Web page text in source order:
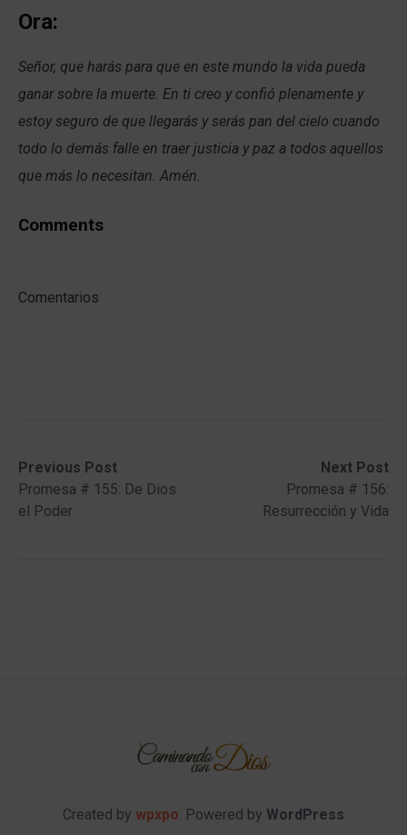
Ora:
Señor, que harás para que en este mundo la vida pueda
ganar sobre la muerte. En ti creo y confió plenamente y
estoy seguro de que llegarás y serás pan del cielo cuando
todo lo demás falle en traer justicia y paz a todos aquellos
que más lo necesitan. Amén.
Comments
Comentarios
Post
navigation
Previous Post
Previous
post:Promesa # 155: De Dios
el Poder
Next Post
Next
post:
Promesa # 156:
Resurrección y Vida
Created by wpxpo. Powered by WordPress